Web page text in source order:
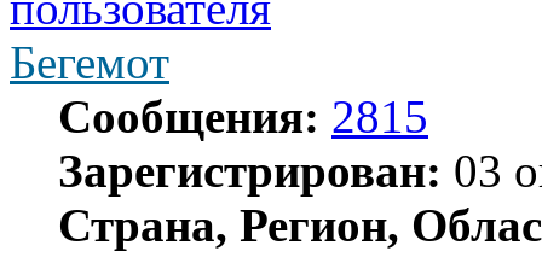
Бегемот
Сообщения: 2815
Зарегистрирован: 03
Страна, Регион,